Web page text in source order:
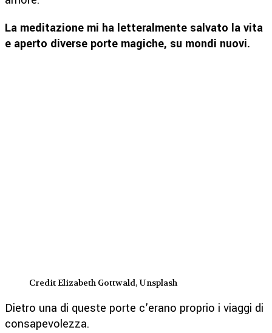
La meditazione mi ha letteralmente salvato la vita
e aperto diverse porte magiche, su mondi nuovi.
Credit Elizabeth Gottwald, Unsplash
Dietro una di queste porte c’erano proprio i viaggi di
consapevolezza.